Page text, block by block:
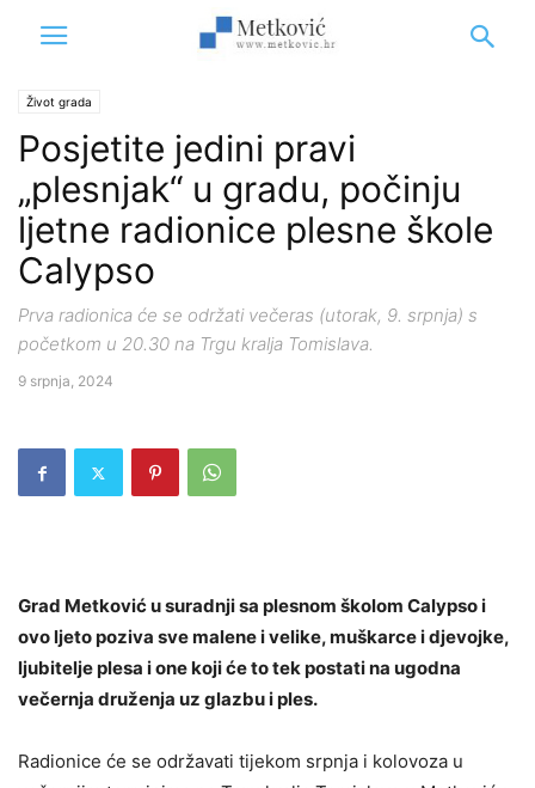
Život grada
Posjetite jedini pravi
„plesnjak“ u gradu, počinju
ljetne radionice plesne škole
Calypso
Prva radionica će se održati večeras (utorak, 9. srpnja) s
početkom u 20.30 na Trgu kralja Tomislava.
9 srpnja, 2024
Grad Metković u suradnji sa plesnom školom Calypso i
ovo ljeto poziva sve malene i velike, muškarce i djevojke,
ljubitelje plesa i one koji će to tek postati na ugodna
večernja druženja uz glazbu i ples.
Radionice će se održavati tijekom srpnja i kolovoza u